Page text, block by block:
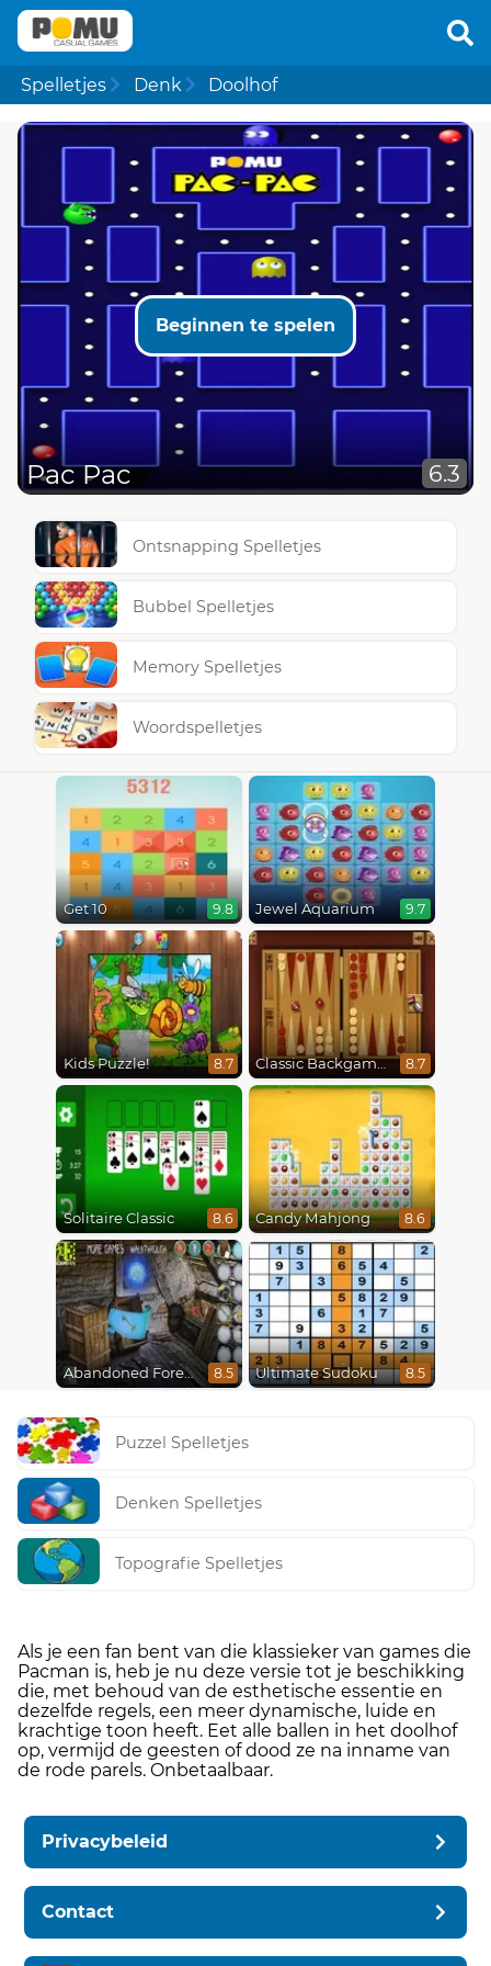
Spelletjes Denk Doolhof
Beginnen te spelen
Pac Pac 6.3
Ontsnapping Spelletjes
Bubbel Spelletjes
Memory Spelletjes
Woordspelletjes
Get 10 9.8 Jewel Aquarium 9.7
Kids Puzzle! 8.7 Classic Backgammon 8.7
Solitaire Classic 8.6 Candy Mahjong 8.6
Abandoned Forest House 8.5 Ultimate Sudoku 8.5
Puzzel Spelletjes
Denken Spelletjes
Topografie Spelletjes
Als je een fan bent van die klassieker van games die
Pacman is, heb je nu deze versie tot je beschikking
die, met behoud van de esthetische essentie en
dezelfde regels, een meer dynamische, luide en
krachtige toon heeft. Eet alle ballen in het doolhof
op, vermijd de geesten of dood ze na inname van
de rode parels. Onbetaalbaar.
Privacybeleid
Contact